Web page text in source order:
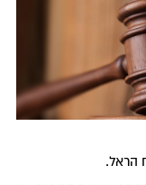
הראל.